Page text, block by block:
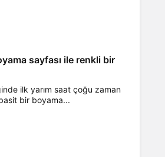
sayfası ile renkli bir
ilk yarım saat çoğu zaman
bir boyama...